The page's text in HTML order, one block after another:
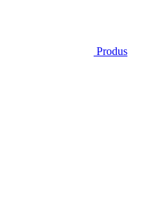
Produs